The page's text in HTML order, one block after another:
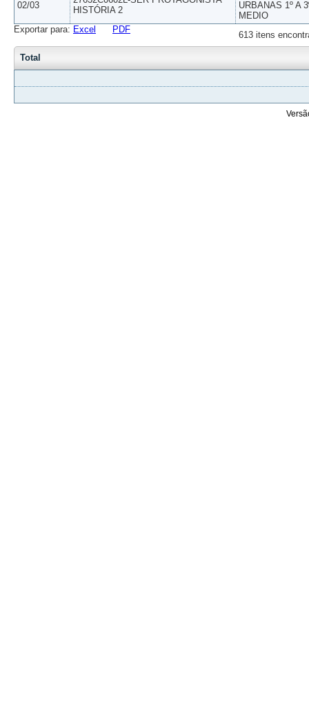
02/03
HISTÓRIA 2
URBANAS 1º A
MEDIO
613 itens
Exportar para: Excel PDF
Total